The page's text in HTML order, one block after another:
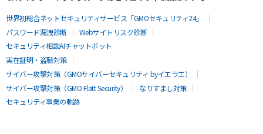
世界初総合ネットセキュリティサービス「GMOセキュリティ24」
パスワード漏洩診断
Webサイトリスク診断
セキュリティ相談AIチャットボット
実在証明・盗聴対策
サイバー攻撃対策（GMOサイバーセキュリティ byイエラエ）
サイバー攻撃対策（GMO Flatt Security）
なりすまし対策
セキュリティ事業の軌跡